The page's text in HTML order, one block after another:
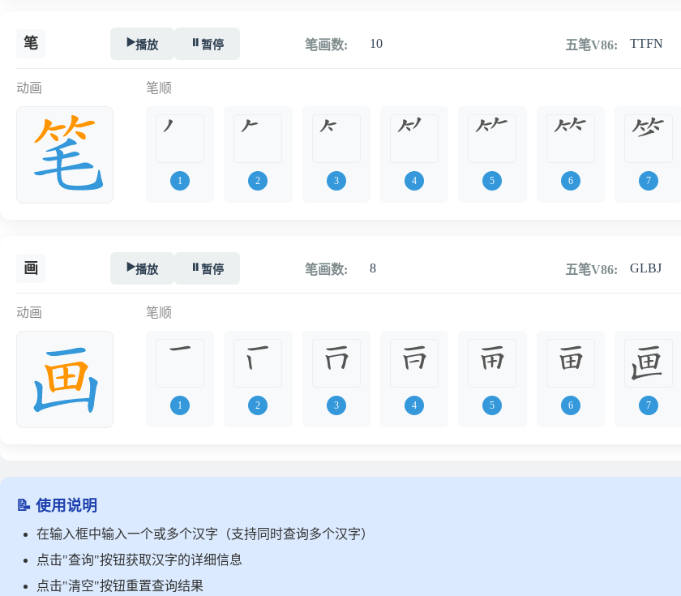
笔 ▶️播放 ⏸️暂停 笔画数: 10 五笔V86: TTFN
动画 笔顺
1 2 3 4 5 6 7
画 ▶️播放 ⏸️暂停 笔画数: 8 五笔V86: GLBJ
动画 笔顺
1 2 3 4 5 6 7
📝 使用说明
在输入框中输入一个或多个汉字（支持同时查询多个汉字）
点击"查询"按钮获取汉字的详细信息
点击"清空"按钮重置查询结果